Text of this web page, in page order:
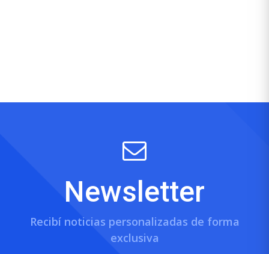
Newsletter
Recibí noticias personalizadas de forma
exclusiva